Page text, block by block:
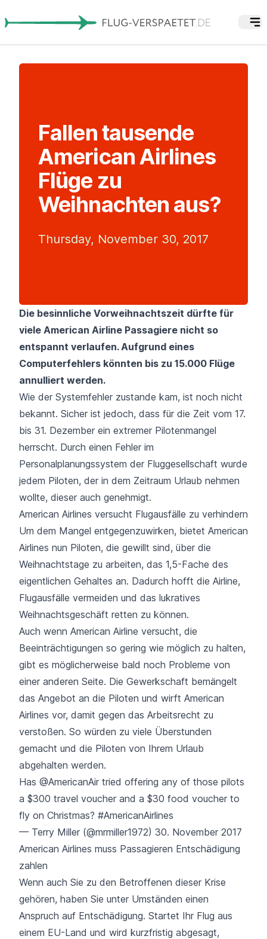
Fallen tausende
American Airlines
Flüge zu
Weihnachten aus?
Thursday, November 30, 2017
Die besinnliche Vorweihnachtszeit dürfte für
viele American Airline Passagiere nicht so
entspannt verlaufen. Aufgrund eines
Computerfehlers könnten bis zu 15.000 Flüge
annulliert werden.
Wie der Systemfehler zustande kam, ist noch nicht
bekannt. Sicher ist jedoch, dass für die Zeit vom 17.
bis 31. Dezember ein extremer Pilotenmangel
herrscht. Durch einen Fehler im
Personalplanungssystem der Fluggesellschaft wurde
jedem Piloten, der in dem Zeitraum Urlaub nehmen
wollte, dieser auch genehmigt.
American Airlines versucht Flugausfälle zu verhindern
Um dem Mangel entgegenzuwirken, bietet American
Airlines nun Piloten, die gewillt sind, über die
Weihnachtstage zu arbeiten, das 1,5-Fache des
eigentlichen Gehaltes an. Dadurch hofft die Airline,
Flugausfälle vermeiden und das lukratives
Weihnachtsgeschäft retten zu können.
Auch wenn American Airline versucht, die
Beeinträchtigungen so gering wie möglich zu halten,
gibt es möglicherweise bald noch Probleme von
einer anderen Seite. Die Gewerkschaft bemängelt
das Angebot an die Piloten und wirft American
Airlines vor, damit gegen das Arbeitsrecht zu
verstoßen. So würden zu viele Überstunden
gemacht und die Piloten von Ihrem Urlaub
abgehalten werden.
Has @AmericanAir tried offering any of those pilots
a $300 travel voucher and a $30 food voucher to
fly on Christmas? #AmericanAirlines
— Terry Miller (@mrmiller1972) 30. November 2017
American Airlines muss Passagieren Entschädigung
zahlen
Wenn auch Sie zu den Betroffenen dieser Krise
gehören, haben Sie unter Umständen einen
Anspruch auf Entschädigung. Startet Ihr Flug aus
einem EU-Land und wird kurzfristig abgesagt,